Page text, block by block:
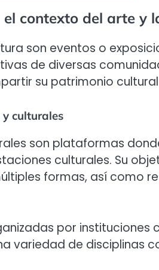
el contexto del arte y
son eventos o
de diversas
su patrimonio
culturales
son plataformas
culturales. Su
formas, así como
por instituciones
variedad de disciplinas